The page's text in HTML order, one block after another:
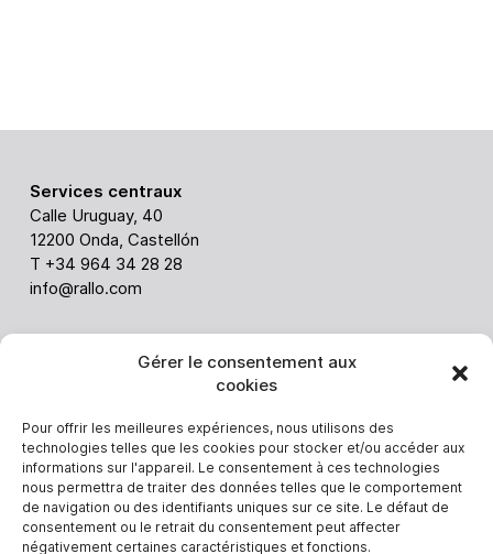
Gérer le consentement aux
cookies
Pour offrir les meilleures expériences, nous utilisons des
technologies telles que les cookies pour stocker et/ou accéder aux
informations sur l'appareil. Le consentement à ces technologies
nous permettra de traiter des données telles que le comportement
de navigation ou des identifiants uniques sur ce site. Le défaut de
consentement ou le retrait du consentement peut affecter
négativement certaines caractéristiques et fonctions.
Services centraux
Calle Uruguay, 40
12200 Onda, Castellón
T +34 964 34 28 28
info@rallo.com
Alessandro Malavolti
T. +39 3403648814
alessandro.malavolti@rallo.com